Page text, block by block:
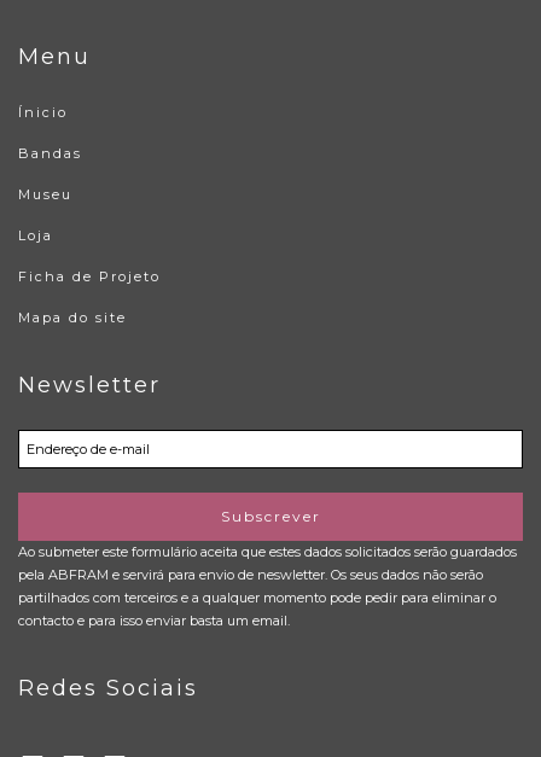
Menu
Ínicio
Bandas
Museu
Loja
Ficha de Projeto
Mapa do site
Newsletter
Subscrever
Ao submeter este formulário aceita que estes dados solicitados serão guardados
pela ABFRAM e servirá para envio de neswletter. Os seus dados não serão
partilhados com terceiros e a qualquer momento pode pedir para eliminar o
contacto e para isso enviar basta um email.
Redes Sociais